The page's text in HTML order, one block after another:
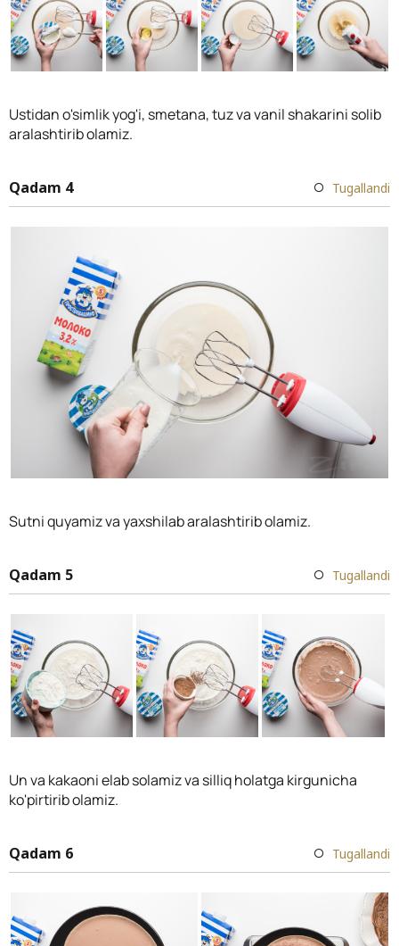
Ustidan o'simlik yog'i, smetana, tuz va vanil shakarini solib
aralashtirib olamiz.
Qadam 4 Tugallandi
Sutni quyamiz va yaxshilab aralashtirib olamiz.
Qadam 5 Tugallandi
Un va kakaoni elab solamiz va silliq holatga kirgunicha
ko'pirtirib olamiz.
Qadam 6 Tugallandi